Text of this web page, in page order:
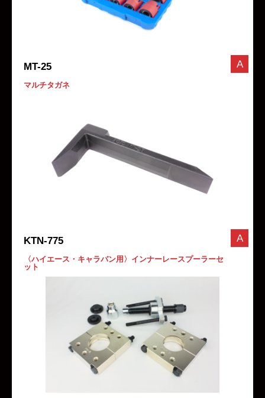
MT-25
マルチタガネ
A
KTN-775
〈ハイエース・キャラバン用〉インナーレースプーラーセ
ット
A